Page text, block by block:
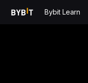
Bybit Learn